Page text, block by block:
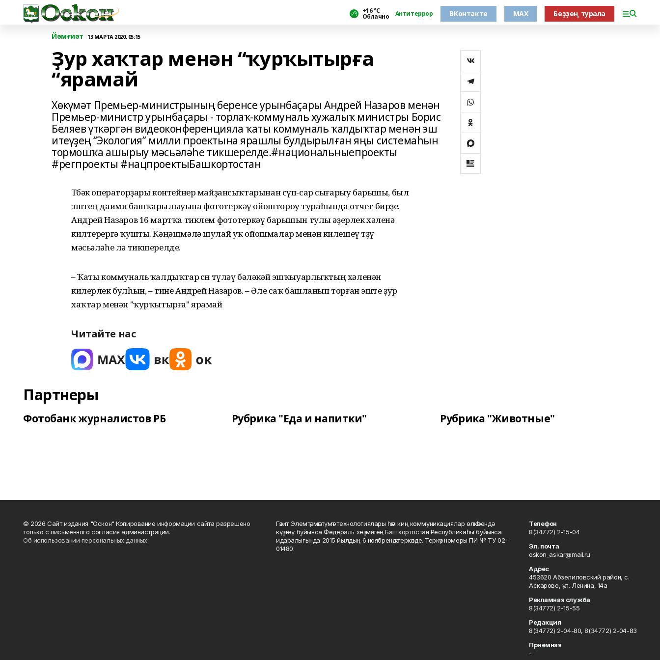
+16 °С
Облачно Антитеррор ВКонтакте MAX Беҙҙең турала
Йәмғиәт 13 МАРТА 2020, 05:15
Ҙур хаҡтар менән “ҡурҡытырға
“ярамай
Хөкүмәт Премьер-министрының беренсе урынбаҫары Андрей Назаров менән
Премьер-министр урынбаҫары - торлаҡ-коммуналь хужалыҡ министры Борис
Беляев үткәргән видеоконференцияла ҡаты коммуналь ҡалдыҡтар менән эш
итеүҙең “Экология” милли проектына ярашлы булдырылған яңы системаһын
тормошҡа ашырыу мәсьәләһе тикшерелде.#национальныепроекты
#регпроекты #нацпроектыБашкортостан
Төбәк операторҙары контейнер майҙансыҡтарынан сүп-сар сығарыу барышы, был
эштең даими башҡарылыуына фототеркәү ойоштороу тураһында отчет бирҙе.
Андрей Назаров 16 мартҡа тиклем фототеркәү барышын тулы әҙерлек хәленә
килтерергә ҡушты. Кәңәшмәлә шулай уҡ ойошмалар менән килешеү төҙөү
мәсьәләһе лә тикшерелде.
– Ҡаты коммуналь ҡалдыҡтар өсөн түләү бәләкәй эшҡыуарлыҡтың хәленән
килерлек булһын, – тине Андрей Назаров. – Әле саҡ башланып торған эште ҙур
хаҡтар менән "ҡурҡытырға" ярамай
Читайте нас
Партнеры
Фотобанк журналистов РБ Рубрика "Еда и напитки" Рубрика "Животные"
© 2026 Сайт издания "Оскон" Копирование информации сайта разрешено
только с письменного согласия администрации.
Об использовании персональных данных
Гәзит Элемтә, мәғлүмәт технологиялары һәм киң коммуникациялар өлкәһендә
күҙәтеү буйынса Федераль хеҙмәттең Башҡортостан Республикаһы буйынса
идаралығында 2015 йылдың 6 ноябрендә теркәлде. Теркәү номеры ПИ № ТУ 02-
01480.
Телефон
8(34772) 2-15-04
Эл. почта
oskon_askar@mail.ru
Адрес
453620 Абзелиловский район, с.
Аскарово, ул. Ленина, 14а
Рекламная служба
8(34772) 2-15-55
Редакция
8(34772) 2-04-80, 8(34772) 2-04-83
Приемная
-